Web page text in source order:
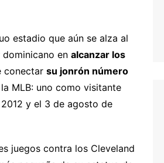
estadio que aún se alza al
en alcanzar los
conectar su jonrón número
MLB: uno como visitante
y el 3 de agosto de
juegos contra los Cleveland